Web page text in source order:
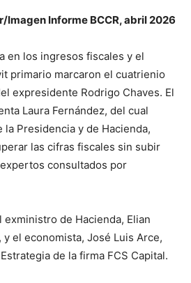
Imagen Informe BCCR, abril 2026
en los ingresos fiscales y el
primario marcaron el cuatrienio
expresidente Rodrigo Chaves. El
Laura Fernández, del cual
la Presidencia y de Hacienda,
las cifras fiscales sin subir
consultados por
de Hacienda, Elian
el economista, José Luis Arce,
de la firma FCS Capital.